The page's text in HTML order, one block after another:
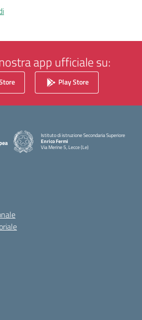
app ufficiale su:
Play Store
Istituto di istruzione Secondaria Superiore
Enrico Fermi
Via Merine 5, Lecce (Le)